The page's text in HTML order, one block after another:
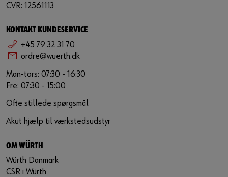
CVR: 12561113
KONTAKT KUNDESERVICE
+45 79 32 31 70
ordre@wuerth.dk
Man-tors: 07:30 - 16:30
Fre: 07:30 - 15:00
Ofte stillede spørgsmål
Akut hjælp til værkstedsudstyr
OM WÜRTH
Würth Danmark
CSR i Würth